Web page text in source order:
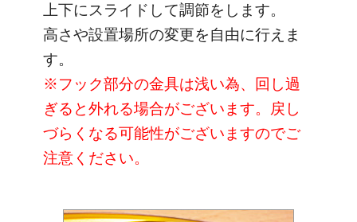
上下にスライドして調節をします。
高さや設置場所の変更を自由に行えま
す。
※フック部分の金具は浅い為、回し過
ぎると外れる場合がございます。戻し
づらくなる可能性がございますのでご
注意ください。